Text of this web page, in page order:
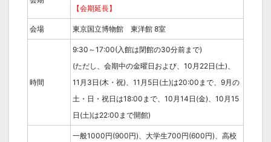
【会期延長】
会場 東京国立博物館 東洋館 8室
時間
9:30～17:00(入館は閉館の30分前まで)
(ただし、会期中の金曜日および、10月22日(土)、
11月3日(木・祝)、11月5日(土)は20:00まで、9月の
土・日・祝日は18:00まで、10月14日(金)、10月15
日(土)は22:00まで開館)
一般1000円(900円)、大学生700円(600円)、高校